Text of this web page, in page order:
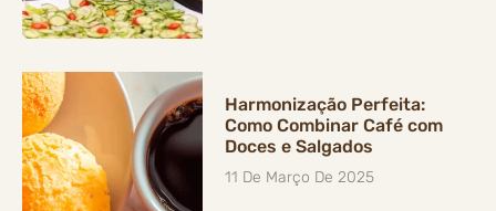
Harmonização Perfeita:
Como Combinar Café com
Doces e Salgados
11 De Março De 2025